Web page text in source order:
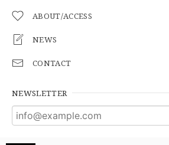
ABOUT/ACCESS
NEWS
CONTACT
NEWSLETTER